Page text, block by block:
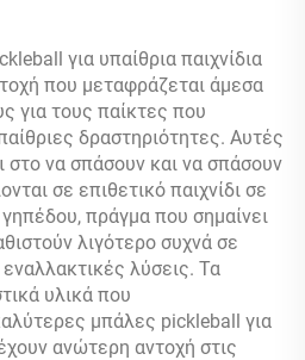
USAPA
για υπαίθρια παιχνίδια
που μεταφράζεται άμεσα
για τους παίκτες που
δραστηριότητες. Αυτές
στο να σπάσουν και να σπάσουν
σε επιθετικό παιχνίδι σε
πράγμα που σημαίνει
λιγότερο συχνά σε
λύσεις. Τα
υλικά που
μπάλες pickleball για
ανώτερη αντοχή στις